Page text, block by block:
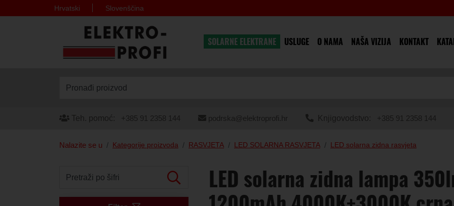
Hrvatski Slovenščina
SOLARNE ELEKTRANE USLUGE O NAMA NAŠA VIZIJA KONTAKT
Pronađi proizvod
Teh. pomoć: +385 91 2358 144 podrska@elektroprofi.hr Knjigovodstvo: +385 91 2358 144
Nalazite se u Kategorije proizvoda RASVJETA LED SOLARNA RASVJETA LED solarna zidna rasvjeta
Pretraži po šifri
LED solarna zidna lampa